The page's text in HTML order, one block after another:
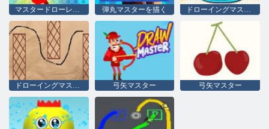
弾丸マスターを描く
ドローイングマスター 弓矢マスター 弓矢マスター